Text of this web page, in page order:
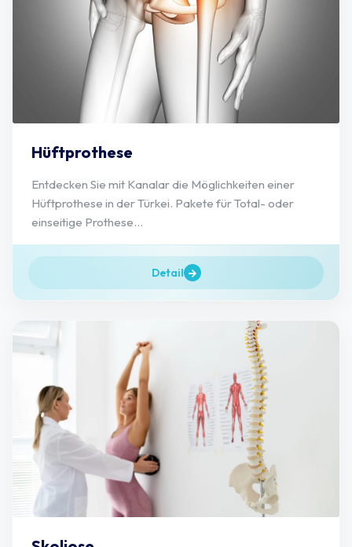
Hüftprothese
Entdecken Sie mit Kanalar die Möglichkeiten einer
Hüftprothese in der Türkei. Pakete für Total- oder
einseitige Prothese...
Detail